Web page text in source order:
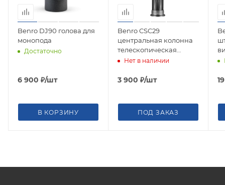
Benro DJ90 голова для
монопода
Достаточно
6 900 ₽/шт
В КОРЗИНУ
Benro CSC29
центральная колонна
телескопическая
карбоновая
Нет в наличии
3 900 ₽/шт
ПОД ЗАКАЗ